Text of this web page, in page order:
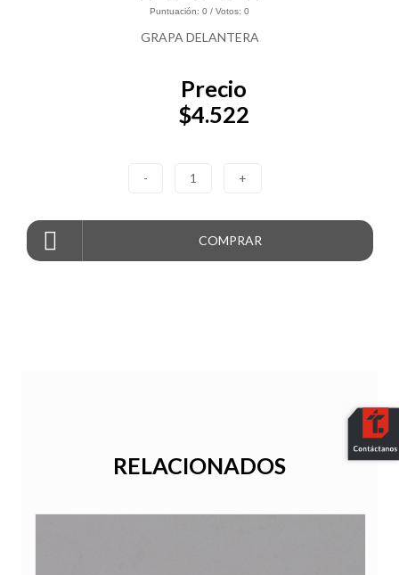
Puntuación: 0 / Votos: 0
GRAPA DELANTERA
Precio
$4.522
- 1 +
COMPRAR
RELACIONADOS